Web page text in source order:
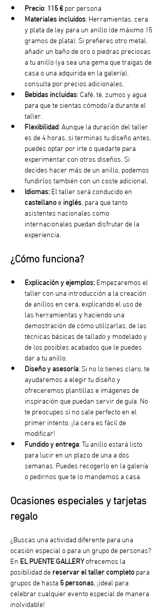
Precio: 115 € por persona
Materiales incluidos: Herramientas, cera
y plata de ley para un anillo (de máximo 15
gramos de plata). Si prefieres otro metal,
añadir un baño de oro o piedras preciosas
a tu anillo (ya sea una gema que traigas de
casa o una adquirida en la galería),
consulta por precios adicionales.
Bebidas incluidas: Café, té, zumos y agua
para que te sientas cómodo/a durante el
taller.
Flexibilidad: Aunque la duración del taller
es de 4 horas, si terminas tu diseño antes,
puedes optar por irte o quedarte para
experimentar con otros diseños. Si
decides hacer más de un anillo, podemos
fundirlos también con un coste adicional.
Idiomas: El taller será conducido en
castellano e inglés, para que tanto
asistentes nacionales como
internacionales puedan disfrutar de la
experiencia.
¿Cómo funciona?
Explicación y ejemplos: Empezaremos el
taller con una introducción a la creación
de anillos en cera, explicando el uso de
las herramientas y haciendo una
demostración de cómo utilizarlas, de las
técnicas básicas de tallado y modelado y
de los posibles acabados que le puedes
dar a tu anillo.
Diseño y asesoría: Si no lo tienes claro, te
ayudaremos a elegir tu diseño y
ofreceremos plantillas e imágenes de
inspiración que puedan servir de guía. No
te preocupes si no sale perfecto en el
primer intento, ¡la cera es fácil de
modificar!
Fundido y entrega: Tu anillo estará listo
para lucir en un plazo de una a dos
semanas. Puedes recogerlo en la galería
o pedirnos que te lo mandemos a casa.
Ocasiones especiales y tarjetas
regalo
¿Buscas una actividad diferente para una
ocasión especial o para un grupo de personas?
En EL PUENTE GALLERY ofrecemos la
posibilidad de reservar el taller completo para
grupos de hasta 5 personas, ¡ideal para
celebrar cualquier evento especial de manera
inolvidable!